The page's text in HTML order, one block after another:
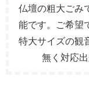
仏壇の粗大ごみ
能です。ご希望
特大サイズの観
無く対応